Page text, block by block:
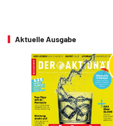
Aktuelle Ausgabe